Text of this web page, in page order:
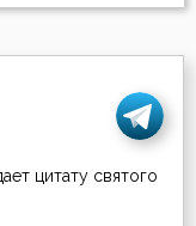
цитату святого